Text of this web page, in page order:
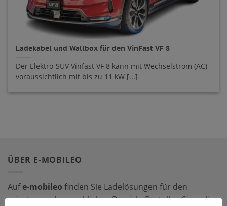
Ladekabel und Wallbox für den VinFast VF 8
Der Elektro-SUV Vinfast VF 8 kann mit Wechselstrom (AC)
voraussichtlich mit bis zu 11 kW [...]
ÜBER E-MOBILEO
Aufe-mobileo finden Sie Ladelösungen für den
privaten und gewerblichen Bereich. Bestellen Sie online